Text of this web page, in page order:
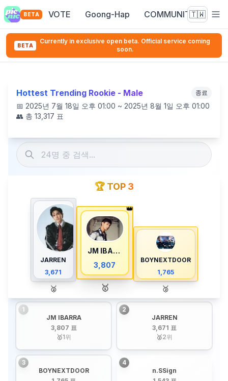
BETA VOTE Goong-Hap COMMUNITY🇹🇼
BETA
Currently in exclusive open beta. Official service coming
soon.
Hottest Trending Rookie - Male 종료
📅 2025년 7월 18일 오후 01:00 ~ 2025년 8월 1일 오후 01:00
👥 총 13,317 표
🏆 TOP 3
JARREN
3,671
🥈
👑
JM IBARRA
3,807
🥇
BOYNEXTDOOR
1,765
🥉
1
JM IBARRA
3,807 표
🥇1위
2
JARREN
3,671 표
🥈2위
3
BOYNEXTDOOR
4
n.SSign